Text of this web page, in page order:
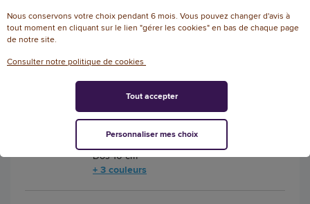
10 Boites à archives - Dos 10 cm - Vert
: 11555022
-
3avis
Dos 10 cm
+ 3 couleurs
Nous conservons votre choix pendant 6 mois. Vous pouvez changer d'avis à
tout moment en cliquant sur le lien "gérer les cookies" en bas de chaque page
de notre site.
Consulter notre politique de cookies
Personnaliser mes choix
Tout accepter